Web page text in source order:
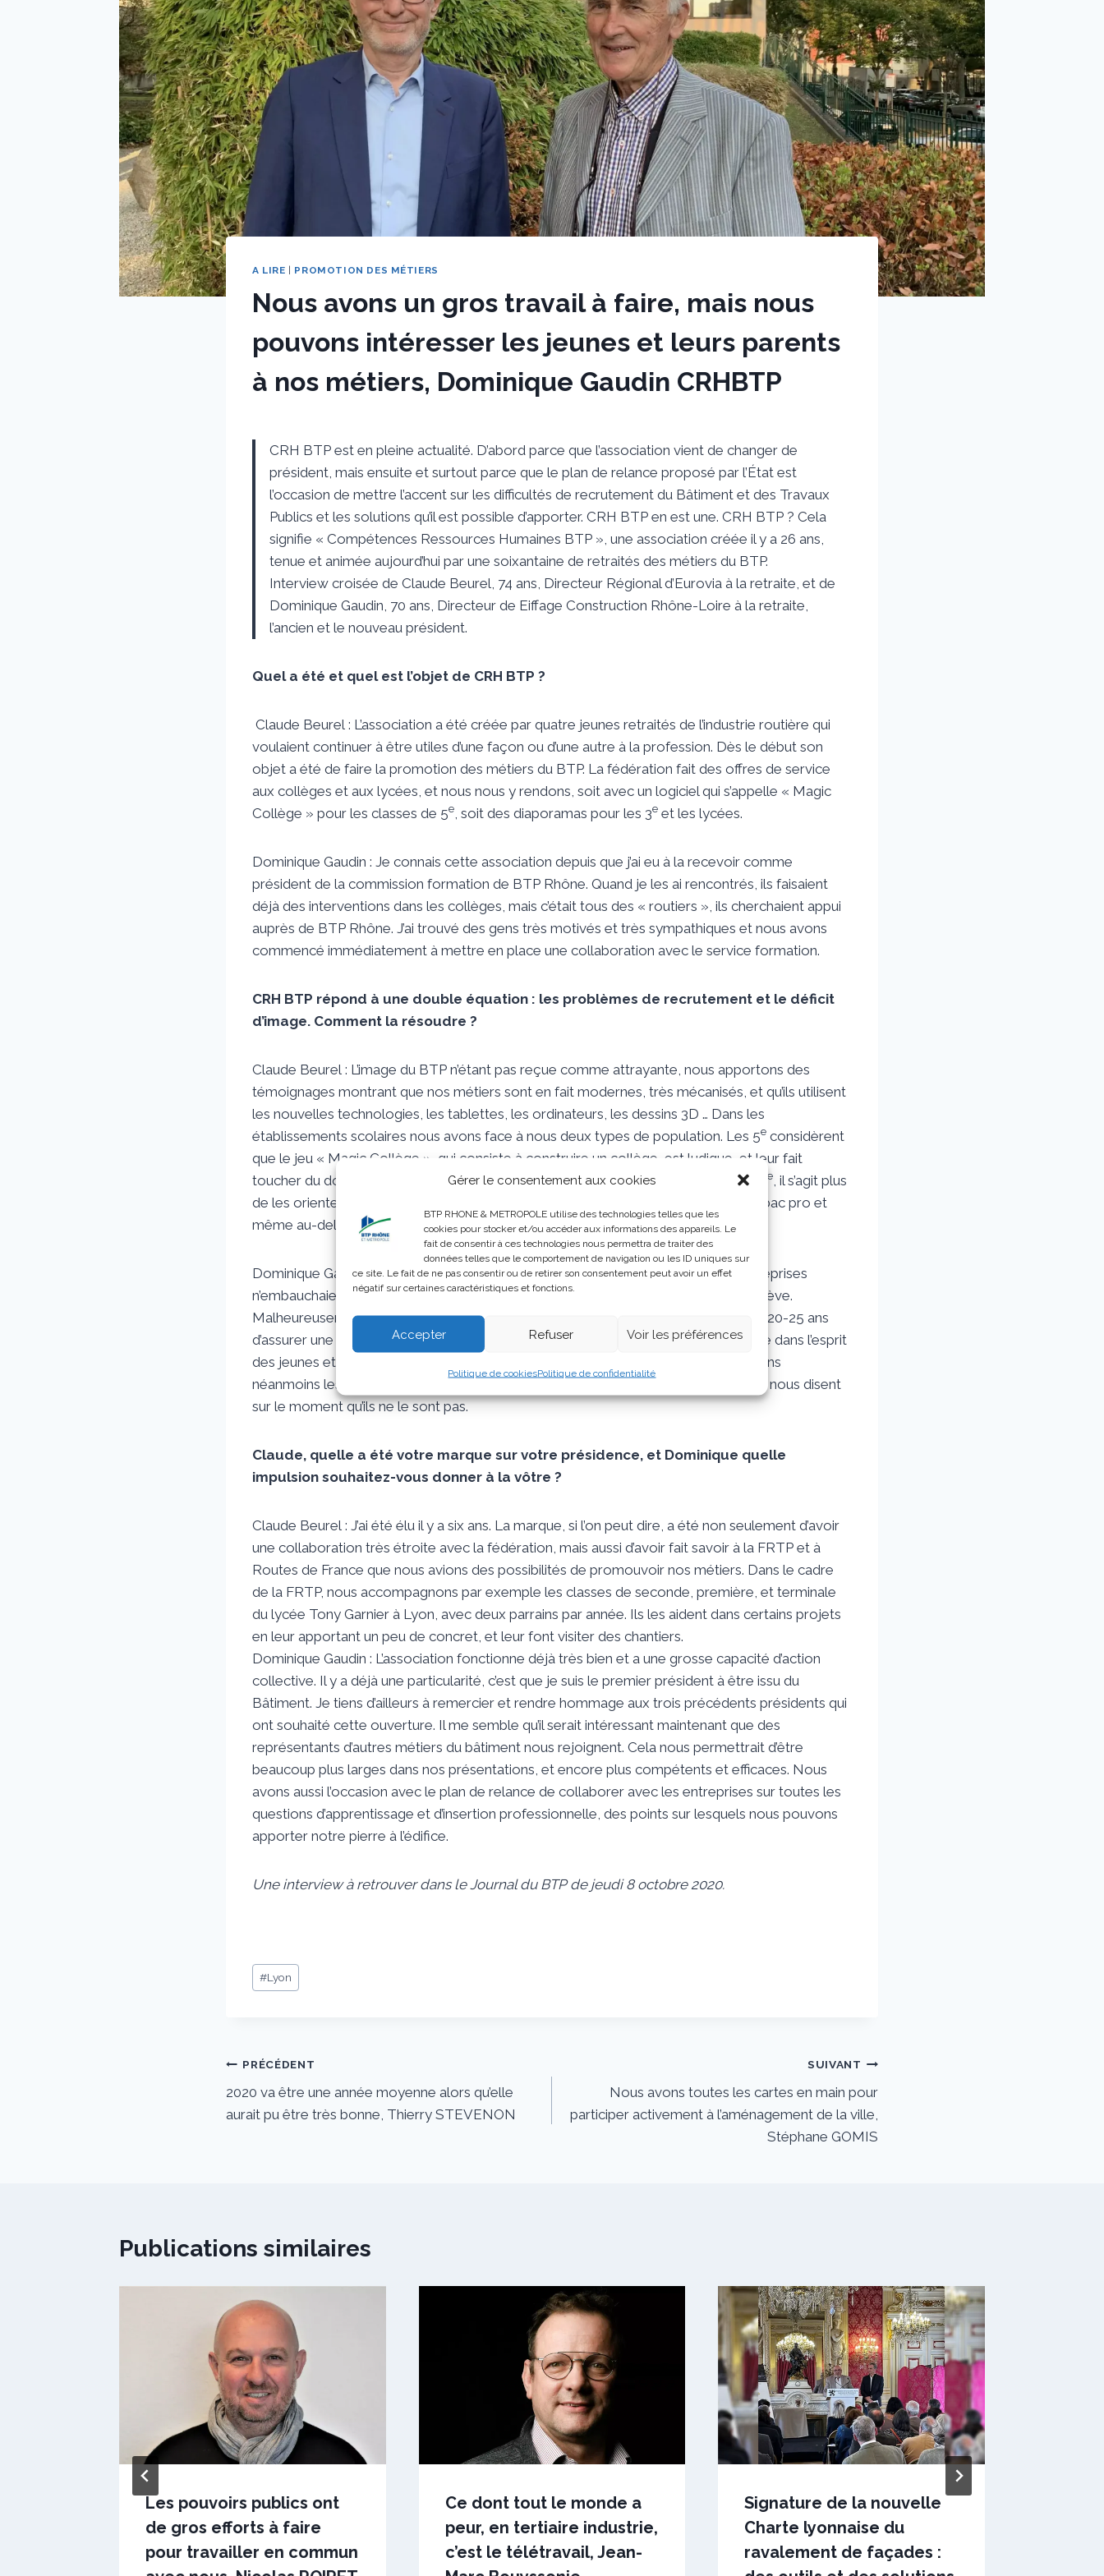
Gérer le consentement aux cookies
BTP RHONE & METROPOLE utilise des technologies telles que les
cookies pour stocker et/ou accéder aux informations des appareils. Le
fait de consentir à ces technologies nous permettra de traiter des
données telles que le comportement de navigation ou les ID uniques sur
ce site. Le fait de ne pas consentir ou de retirer son consentement peut avoir un effet
négatif sur certaines caractéristiques et fonctions.
Accepter Refuser Voir les préférences
Politique de cookiesPolitique de confidentialité
A LIRE PROMOTION DES MÉTIERS
Nous avons un gros travail à faire, mais nous
pouvons intéresser les jeunes et leurs parents
à nos métiers, Dominique Gaudin CRHBTP
sstradiotto
CRH BTP est en pleine actualité. D’abord parce que l’association vient de changer de
président, mais ensuite et surtout parce que le plan de relance proposé par l’État est
l’occasion de mettre l’accent sur les difficultés de recrutement du Bâtiment et des Travaux
Publics et les solutions qu’il est possible d’apporter. CRH BTP en est une. CRH BTP ? Cela
signifie « Compétences Ressources Humaines BTP », une association créée il y a 26 ans,
tenue et animée aujourd’hui par une soixantaine de retraités des métiers du BTP.
Interview croisée de Claude Beurel, 74 ans, Directeur Régional d’Eurovia à la retraite, et de
Dominique Gaudin, 70 ans, Directeur de Eiffage Construction Rhône-Loire à la retraite,
l’ancien et le nouveau président.
Quel a été et quel est l’objet de CRH BTP ?
Claude Beurel : L’association a été créée par quatre jeunes retraités de l’industrie routière qui
voulaient continuer à être utiles d’une façon ou d’une autre à la profession. Dès le début son
objet a été de faire la promotion des métiers du BTP. La fédération fait des offres de service
aux collèges et aux lycées, et nous nous y rendons, soit avec un logiciel qui s’appelle « Magic
Collège » pour les classes de 5e , soit des diaporamas pour les 3e et les lycées.
Dominique Gaudin : Je connais cette association depuis que j’ai eu à la recevoir comme
président de la commission formation de BTP Rhône. Quand je les ai rencontrés, ils faisaient
déjà des interventions dans les collèges, mais c’était tous des « routiers », ils cherchaient appui
auprès de BTP Rhône. J’ai trouvé des gens très motivés et très sympathiques et nous avons
commencé immédiatement à mettre en place une collaboration avec le service formation.
CRH BTP répond à une double équation : les problèmes de recrutement et le déficit
d’image. Comment la résoudre ?
Claude Beurel : L’image du BTP n’étant pas reçue comme attrayante, nous apportons des
témoignages montrant que nos métiers sont en fait modernes, très mécanisés, et qu’ils utilisent
les nouvelles technologies, les tablettes, les ordinateurs, les dessins 3D … Dans les
établissements scolaires nous avons face à nous deux types de population. Les 5e considèrent
que le jeu « Magic Collège », qui consiste à construire un collège, est ludique, et leur fait
toucher du doigt des métiers auxquels ils pourraient se référer plus tard. Pour les 3
e , il s’agit plus
de les orienter, leur présenter ce qu’ils peuvent faire avec un CAP, un brevet ou un bac pro et
même au-delà avec des BTS et DUT.
Dominique Gaudin : Les effectifs du BTP ont diminué à un moment donné, les entreprises
n’embauchaient plus. Est arrivé le moment où il a fallu se poser la question de la relève.
Malheureusement, nos métiers n’étaient pas du tout attractifs. D’où l’idée il y a déjà 20-25 ans
d’assurer une forme de promotion de ces métiers qui manquent de reconnaissance dans l’esprit
des jeunes et de leurs parents. Nous avons un gros travail à faire, mais nous pouvons
néanmoins les intéresser. Et je pense que nous pouvons même intéresser ceux qui nous disent
sur le moment qu’ils ne le sont pas.
Claude, quelle a été votre marque sur votre présidence, et Dominique quelle
impulsion souhaitez-vous donner à la vôtre ?
Claude Beurel : J’ai été élu il y a six ans. La marque, si l’on peut dire, a été non seulement d’avoir
une collaboration très étroite avec la fédération, mais aussi d’avoir fait savoir à la FRTP et à
Routes de France que nous avions des possibilités de promouvoir nos métiers. Dans le cadre
de la FRTP, nous accompagnons par exemple les classes de seconde, première, et terminale
du lycée Tony Garnier à Lyon, avec deux parrains par année. Ils les aident dans certains projets
en leur apportant un peu de concret, et leur font visiter des chantiers.
Dominique Gaudin : L’association fonctionne déjà très bien et a une grosse capacité d’action
collective. Il y a déjà une particularité, c’est que je suis le premier président à être issu du
Bâtiment. Je tiens d’ailleurs à remercier et rendre hommage aux trois précédents présidents qui
ont souhaité cette ouverture. Il me semble qu’il serait intéressant maintenant que des
représentants d’autres métiers du bâtiment nous rejoignent. Cela nous permettrait d’être
beaucoup plus larges dans nos présentations, et encore plus compétents et efficaces. Nous
avons aussi l’occasion avec le plan de relance de collaborer avec les entreprises sur toutes les
questions d’apprentissage et d’insertion professionnelle, des points sur lesquels nous pouvons
apporter notre pierre à l’édifice.
Une interview à retrouver dans le Journal du BTP de jeudi 8 octobre 2020.
Étiquettes
de
#Lyon
Navigation
de
PRÉCÉDENT
2020 va être une année moyenne alors qu’elle
aurait pu être très bonne, Thierry STEVENON
SUIVANT
Nous avons toutes les cartes en main pour
participer activement à l’aménagement de la ville,
Stéphane GOMIS
Publications similaires
Les pouvoirs publics ont
de gros efforts à faire
pour travailler en commun
Ce dont tout le monde a
peur, en tertiaire industrie,
c’est le télétravail, Jean-
Signature de la nouvelle
Charte lyonnaise du
ravalement de façades :